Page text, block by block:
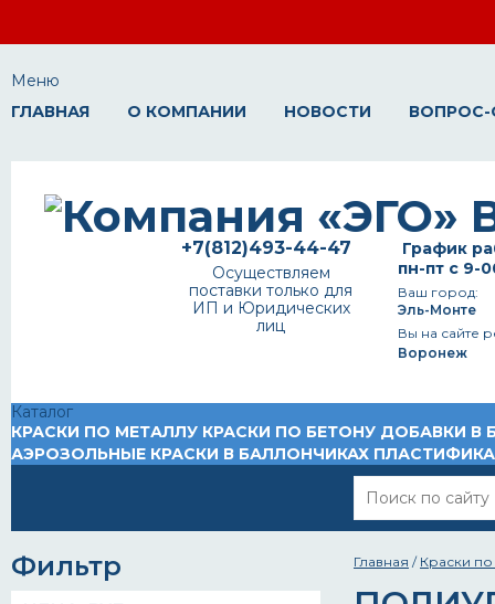
Меню
ГЛАВНАЯ
О КОМПАНИИ НОВОСТИ ВОПРОС-
График
пн-пт с 9-
Ваш город:
Эль-Монте
Вы на сайте
Воронеж
+7(812)493-44-47
Осуществляем
поставки только для
ИП и Юридических
лиц
Каталог
КРАСКИ ПО МЕТАЛЛУ КРАСКИ ПО БЕТОНУ ДОБАВКИ В
АЭРОЗОЛЬНЫЕ КРАСКИ В БАЛЛОНЧИКАХ
Фильтр Главная / Краски